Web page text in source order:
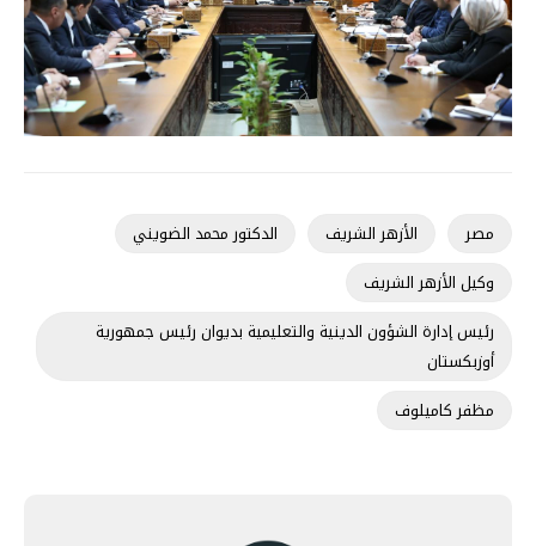
مصر الأزهر الشريف
الدكتور محمد الضويني
وكيل الأزهر الشريف
رئيس إدارة الشؤون الدينية والتعليمية بديوان رئيس جمهورية
أوزبكستان
مظفر كاميلوف